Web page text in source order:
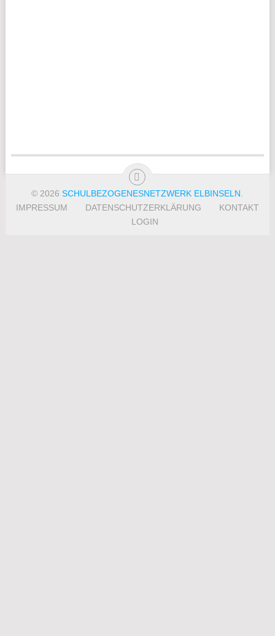
© 2026SCHULBEZOGENESNETZWERK ELBINSELN
IMPRESSUM
DATENSCHUTZERKLÄRUNG
KONTAKT
LOGIN